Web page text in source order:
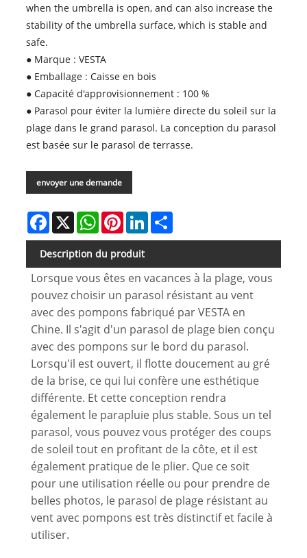
when the umbrella is open, and can also increase the
stability of the umbrella surface, which is stable and
safe.
● Marque : VESTA
● Emballage : Caisse en bois
● Capacité d'approvisionnement : 100 %
● Parasol pour éviter la lumière directe du soleil sur la
plage dans le grand parasol. La conception du parasol
est basée sur le parasol de terrasse.
envoyer une demande
Facebook
X WhatsAppPinterestLinkedInShare
Description du produit
Lorsque vous êtes en vacances à la plage, vous
pouvez choisir un parasol résistant au vent
avec des pompons fabriqué par VESTA en
Chine. Il s'agit d'un parasol de plage bien conçu
avec des pompons sur le bord du parasol.
Lorsqu'il est ouvert, il flotte doucement au gré
de la brise, ce qui lui confère une esthétique
différente. Et cette conception rendra
également le parapluie plus stable. Sous un tel
parasol, vous pouvez vous protéger des coups
de soleil tout en profitant de la côte, et il est
également pratique de le plier. Que ce soit
pour une utilisation réelle ou pour prendre de
belles photos, le parasol de plage résistant au
vent avec pompons est très distinctif et facile à
utiliser.